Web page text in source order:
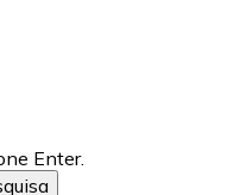
Enter.